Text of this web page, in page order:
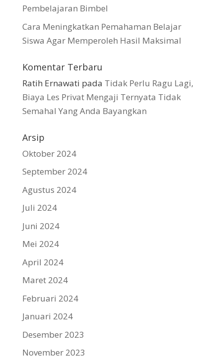
Pembelajaran Bimbel
Cara Meningkatkan Pemahaman Belajar
Siswa Agar Memperoleh Hasil Maksimal
Komentar Terbaru
Ratih Ernawati pada Tidak Perlu Ragu Lagi,
Biaya Les Privat Mengaji Ternyata Tidak
Semahal Yang Anda Bayangkan
Arsip
Oktober 2024
September 2024
Agustus 2024
Juli 2024
Juni 2024
Mei 2024
April 2024
Maret 2024
Februari 2024
Januari 2024
Desember 2023
November 2023